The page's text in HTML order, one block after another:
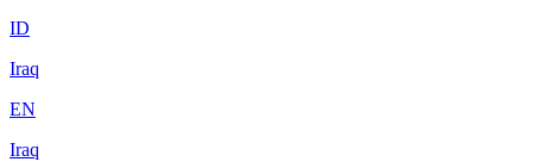
ID
Iraq
EN
Iraq